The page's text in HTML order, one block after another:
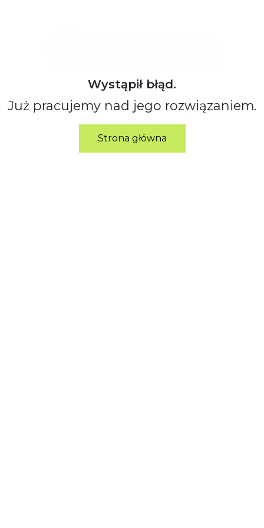
Wystąpił błąd.
Już pracujemy nad jego rozwiązaniem.
Strona główna